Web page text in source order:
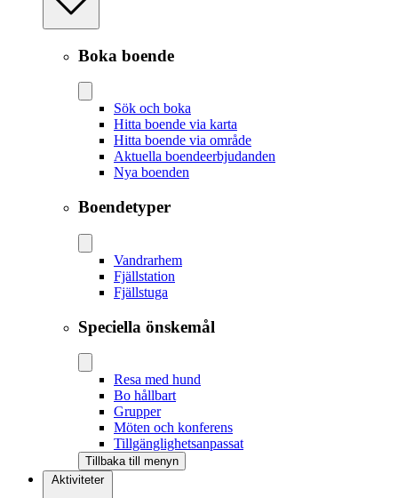
Boka boende
Sök och boka
Hitta boende via karta
Hitta boende via område
Aktuella boendeerbjudanden
Nya boenden
Boendetyper
Vandrarhem
Fjällstation
Fjällstuga
Speciella önskemål
Resa med hund
Bo hållbart
Grupper
Möten och konferens
Tillgänglighetsanpassat
Tillbaka till menyn
Aktiviteter